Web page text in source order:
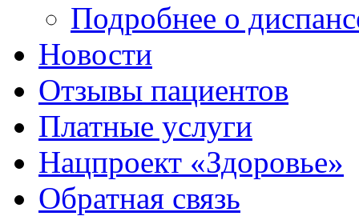
Подробнее о
Новости
Отзывы пациентов
Платные услуги
Нацпроект «Здоровье»
Обратная связь